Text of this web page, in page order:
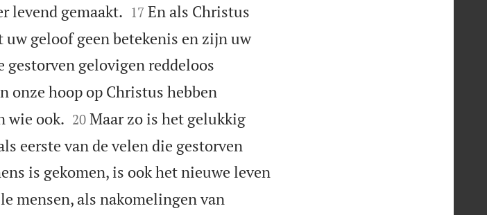
levend gemaakt.
17 En als Christus
geloof geen betekenis en zijn uw
gestorven gelovigen reddeloos
onze hoop op Christus hebben
wie ook.
20 Maar zo is het gelukkig
eerste van de velen die gestorven
is gekomen, is ook het nieuwe leven
mensen, als nakomelingen van